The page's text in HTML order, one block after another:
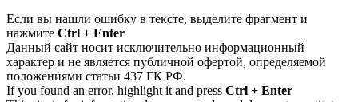
Если вы нашли ошибку в тексте, выделите фрагмент и
нажмите Ctrl + Enter
Данный сайт носит исключительно информационный
характер и не является публичной офертой, определяемой
положениями статьи 437 ГК РФ.
If you found an error, highlight it and press Ctrl + Enter